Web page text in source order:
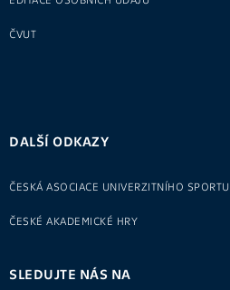
ČVUT
DALŠÍ ODKAZY
ČESKÁ ASOCIACE UNIVERZITNÍHO SPORTU
ČESKÉ AKADEMICKÉ HRY
SLEDUJTE NÁS NA